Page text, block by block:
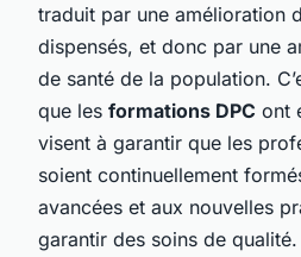
traduit par une amélioration
dispensés, et donc par une
de santé de la population.
que les formations DPC ont
visent à garantir que les
soient continuellement
avancées et aux nouvelles
garantir des soins de